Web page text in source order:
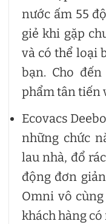
nước ấm 55
giẻ khi gặp
và có thể loại
bạn. Cho
phẩm tân tiến
Ecovacs
những chức
lau nhà, đổ
động đơn
Omni vô
khách hàng